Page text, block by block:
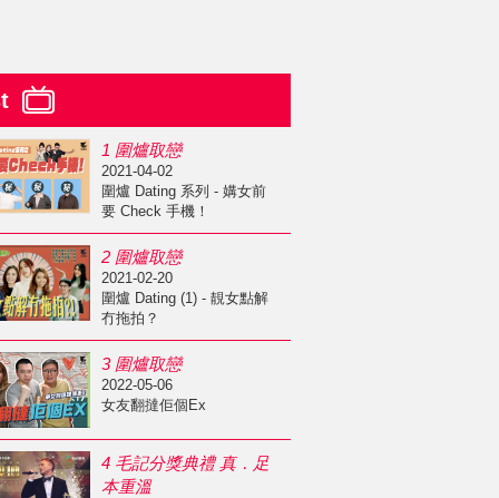
1 圍爐取戀
2021-04-02
圍爐 Dating 系列 - 媾女前
要 Check 手機！
2 圍爐取戀
2021-02-20
圍爐 Dating (1) - 靚女點解
冇拖拍？
3 圍爐取戀
2022-05-06
女友翻撻佢個Ex
4 毛記分獎典禮 真．足
本重溫